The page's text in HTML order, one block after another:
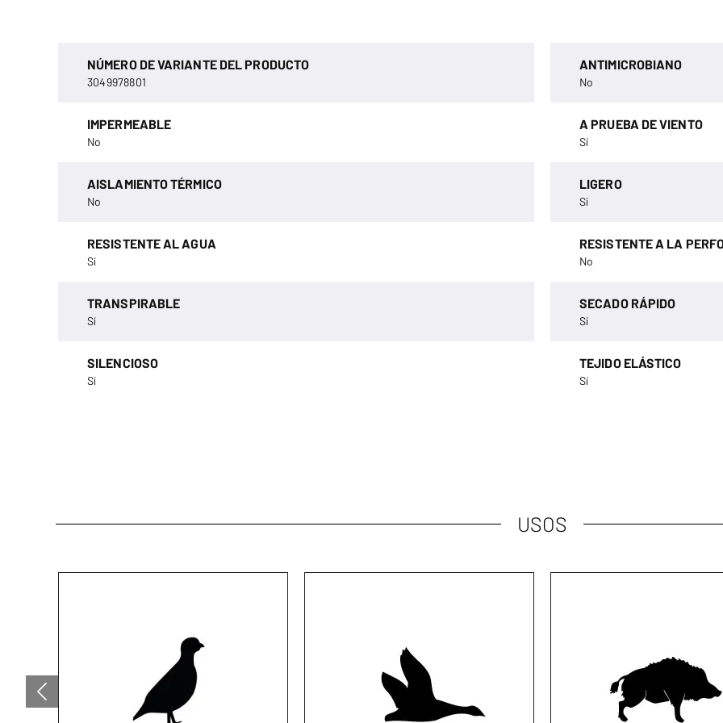
NÚMERO DE VARIANTE DEL PRODUCTO
3049978801
ANTIMICROBIANO
No
IMPERMEABLE
No
A PRUEBA DE VIENTO
Sí
AISLAMIENTO TÉRMICO
No
LIGERO
Sí
RESISTENTE AL AGUA
Sí
RESISTENTE A LA
No
TRANSPIRABLE
Sí
SECADO RÁPIDO
Sí
SILENCIOSO
Sí
TEJIDO ELÁSTICO
Sí
USOS